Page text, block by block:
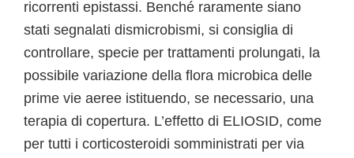
ricorrenti epistassi. Benché raramente siano
stati segnalati dismicrobismi, si consiglia di
controllare, specie per trattamenti prolungati, la
possibile variazione della flora microbica delle
prime vie aeree istituendo, se necessario, una
terapia di copertura. L’effetto di ELIOSID, come
per tutti i corticosteroidi somministrati per via